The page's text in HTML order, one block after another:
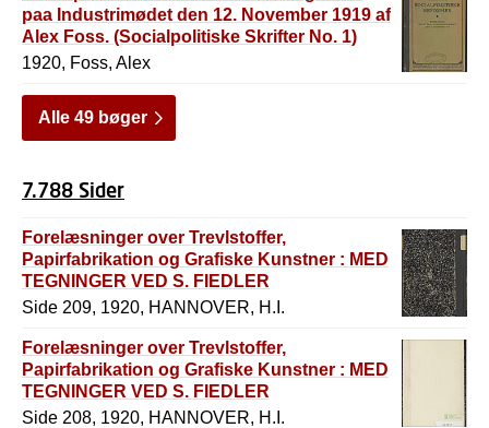
paa Industrimødet den 12. November 1919 af
Alex Foss. (Socialpolitiske Skrifter No. 1)
1920, Foss, Alex
Alle 49 bøger
7.788 Sider
Forelæsninger over Trevlstoffer,
Papirfabrikation og Grafiske Kunstner : MED
TEGNINGER VED S. FIEDLER
Side 209, 1920, HANNOVER, H.I.
Forelæsninger over Trevlstoffer,
Papirfabrikation og Grafiske Kunstner : MED
TEGNINGER VED S. FIEDLER
Side 208, 1920, HANNOVER, H.I.